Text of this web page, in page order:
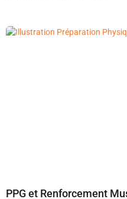
PPG et Renforcement